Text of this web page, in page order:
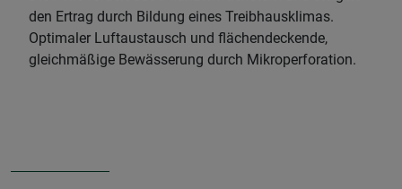
den Ertrag durch Bildung eines Treibhausklimas.
Optimaler Luftaustausch und flächendeckende,
gleichmäßige Bewässerung durch Mikroperforation.